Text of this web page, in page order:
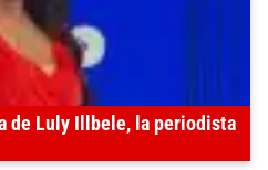
de Luly Illbele, la periodista